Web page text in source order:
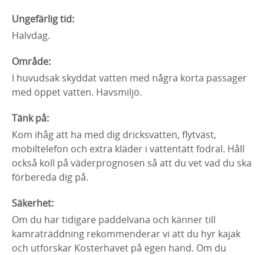
Ungefärlig tid:
Halvdag.
Område:
I huvudsak skyddat vatten med några korta passager
med öppet vatten. Havsmiljö.
Tänk på:
Kom ihåg att ha med dig dricksvatten, flytväst,
mobiltelefon och extra kläder i vattentätt fodral. Håll
också koll på väderprognosen så att du vet vad du ska
förbereda dig på.
Säkerhet:
Om du har tidigare paddelvana och känner till
kamraträddning rekommenderar vi att du hyr kajak
och utforskar Kosterhavet på egen hand. Om du